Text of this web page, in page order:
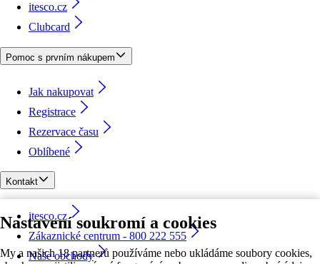
Nastavení soukromí a cookies
My a našich 18 partnerů používáme nebo ukládáme soubory cookies,
itesco.cz
Clubcard
Pomoc s prvním nákupem
Jak nakupovat
Registrace
Rezervace času
Oblíbené
Kontakt
itesco.cz
Zákaznické centrum - 800 222 555
Naše obchody